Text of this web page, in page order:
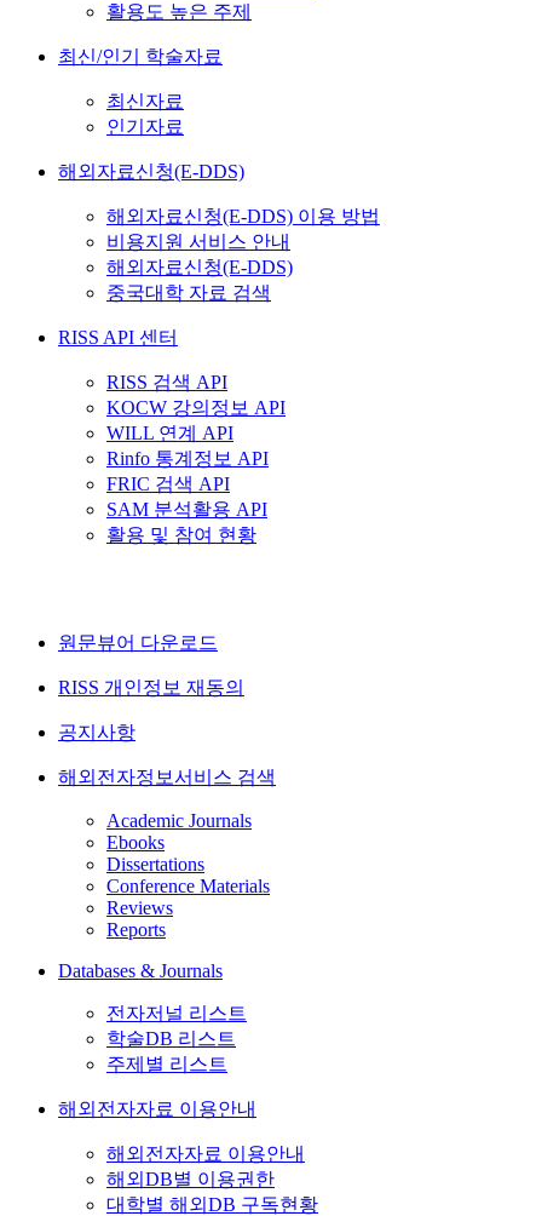
활용도 높은 주제
최신/인기 학술자료
최신자료
인기자료
해외자료신청(E-DDS)
해외자료신청(E-DDS) 이용 방법
비용지원 서비스 안내
해외자료신청(E-DDS)
중국대학 자료 검색
RISS API 센터
RISS 검색 API
KOCW 강의정보 API
WILL 연계 API
Rinfo 통계정보 API
FRIC 검색 API
SAM 분석활용 API
활용 및 참여 현황
원문뷰어 다운로드
RISS 개인정보 재동의
공지사항
해외전자정보서비스 검색
Academic Journals
Ebooks
Dissertations
Conference Materials
Reviews
Reports
Databases & Journals
전자저널 리스트
학술DB 리스트
주제별 리스트
해외전자자료 이용안내
해외전자자료 이용안내
해외DB별 이용권한
대학별 해외DB 구독현황